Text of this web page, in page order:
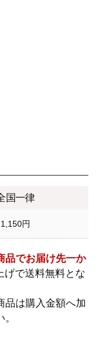
国一律
1,150円
品でお届け先一か
げで送料無料とな
品は購入金額へ加